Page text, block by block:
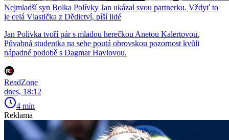
Nejmladší syn Bolka Polívky Jan ukázal svou partnerku. Vždyť to
je celá Vlastička z Dědictví, píší lidé
Jan Polívka tvoří pár s mladou herečkou Anetou Kalertovou.
Půvabná studentka na sebe poutá obrovskou pozornost kvůli
nápadné podobě s Dagmar Havlovou.
ReadZone
dnes, 18:12
4 min
Reklama